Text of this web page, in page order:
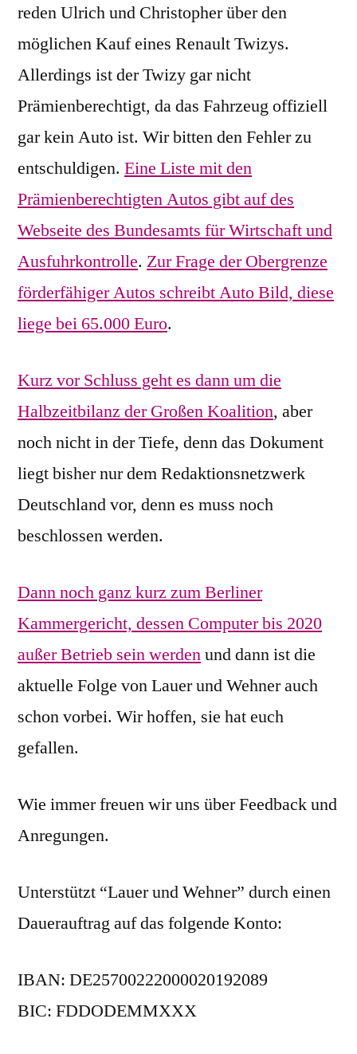
reden Ulrich und Christopher über den
möglichen Kauf eines Renault Twizys.
Allerdings ist der Twizy gar nicht
Prämienberechtigt, da das Fahrzeug offiziell
gar kein Auto ist. Wir bitten den Fehler zu
entschuldigen. Eine Liste mit den
Prämienberechtigten Autos gibt auf des
Webseite des Bundesamts für Wirtschaft und
Ausfuhrkontrolle. Zur Frage der Obergrenze
förderfähiger Autos schreibt Auto Bild, diese
liege bei 65.000 Euro.
Kurz vor Schluss geht es dann um die
Halbzeitbilanz der Großen Koalition, aber
noch nicht in der Tiefe, denn das Dokument
liegt bisher nur dem Redaktionsnetzwerk
Deutschland vor, denn es muss noch
beschlossen werden.
Dann noch ganz kurz zum Berliner
Kammergericht, dessen Computer bis 2020
außer Betrieb sein werdenund dann ist die
aktuelle Folge von Lauer und Wehner auch
schon vorbei. Wir hoffen, sie hat euch
gefallen.
Wie immer freuen wir uns über Feedback und
Anregungen.
Unterstützt “Lauer und Wehner” durch einen
Dauerauftrag auf das folgende Konto:
IBAN: DE25700222000020192089
BIC: FDDODEMMXXX